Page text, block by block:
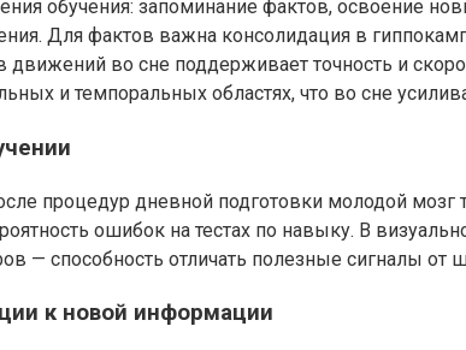
обучения: запоминание фактов, освоение
Для фактов важна консолидация в
движений во сне поддерживает точность и
и темпоральных областях, что во сне
процедур дневной подготовки молодой
ошибок на тестах по навыку. В
— способность отличать полезные сигналы от
к новой информации